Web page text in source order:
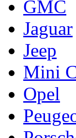
GMC
Jaguar
Jeep
Mini
Opel